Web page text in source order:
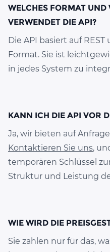
WELCHES FORMAT UND
VERWENDET DIE API?
Die API basiert auf
Format. Sie ist
in jedes System zu
KANN ICH DIE API VOR
Ja, wir bieten auf
Kontaktieren Sie uns,
temporären Schlüssel
Struktur und Leistung
WIE WIRD DIE
Sie zahlen nur für das,